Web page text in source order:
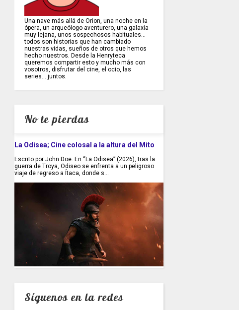
Una nave más allá de Orion, una noche en la
ópera, un arqueólogo aventurero, una galaxia
muy lejana, unos sospechosos habituales...
todos son historias que han cambiado
nuestras vidas, sueños de otros que hemos
hecho nuestros. Desde la Henryteca
queremos compartir esto y mucho más con
vosotros, disfrutar del cine, el ocio, las
series... juntos.
No te pierdas
La Odisea; Cine colosal a la altura del Mito
Escrito por John Doe. En “La Odisea” (2026), tras la
guerra de Troya, Odiseo se enfrenta a un peligroso
viaje de regreso a Ítaca, donde s...
Síguenos en la redes